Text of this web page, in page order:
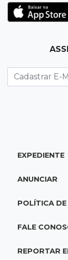
internet
Como
QUINTA,
23:26
Soja fica
EXPEDIENTE
ANUNCIAR
POLÍTICA
FALE
REPORTAR